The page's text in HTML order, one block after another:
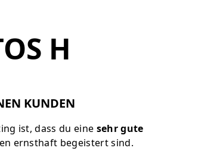
H
KUNDEN
ist, dass du eine sehr gute
ernsthaft begeistert sind.